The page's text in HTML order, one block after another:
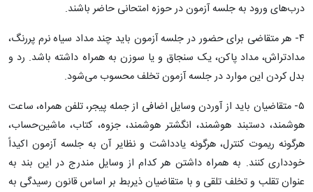
درب‌های ورود به جلسه آزمون در حوزه امتحانی حاضر باشند.
۴- هر متقاضی برای حضور در جلسه آزمون باید چند مداد سیاه نرم پررنگ،
مدادتراش، مداد پاکن، یک سنجاق و یا سوزن به همراه داشته باشد. رد و
بدل کردن این موارد در جلسه آزمون تخلف محسوب می‌شود.
۵- متقاضیان باید از آوردن وسایل اضافی از جمله پیجر، تلفن همراه، ساعت
هوشمند، دستبند هوشمند، انگشتر هوشمند، جزوه، کتاب، ماشین‌حساب،
هرگونه ریموت کنترل، هرگونه یادداشت و نظایر آن به جلسه آزمون اکیداً
خودداری کنند. به همراه داشتن هر کدام از وسایل مندرج در این بند به
عنوان تقلب و تخلف تلقی و با متقاضیان ذیربط بر اساس قانون رسیدگی به